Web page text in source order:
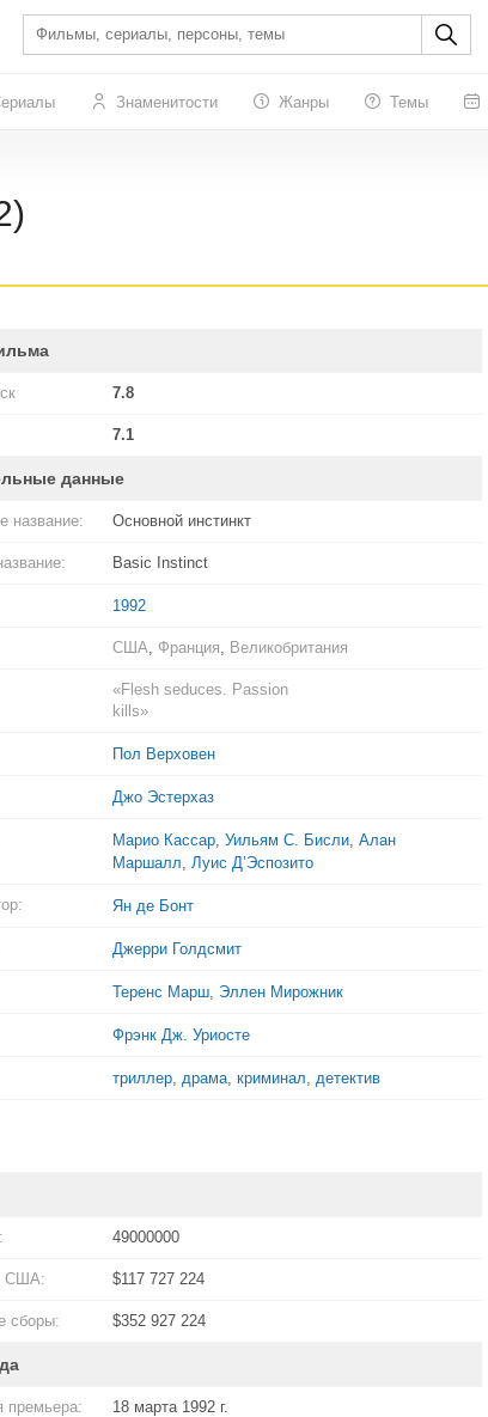
Знаменитости Жанры Темы
7.8
7.1
данные
название: Основной инстинкт
Basic Instinct
1992
США, Франция, Великобритания
«Flesh seduces. Passion
kills»
Пол Верховен
Джо Эстерхаз
Марио Кассар, Уильям С. Бисли, Алан
Маршалл, Луис Д’Эспозито
Ян де Бонт
Джерри Голдсмит
Теренс Марш, Эллен Мирожник
Фрэнк Дж. Уриосте
триллер, драма, криминал, детектив
49000000
США: $117 727 224
сборы: $352 927 224
премьера: 18 марта 1992 г.